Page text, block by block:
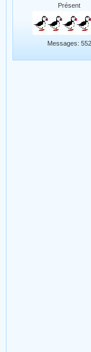
Présent
Messages: 552